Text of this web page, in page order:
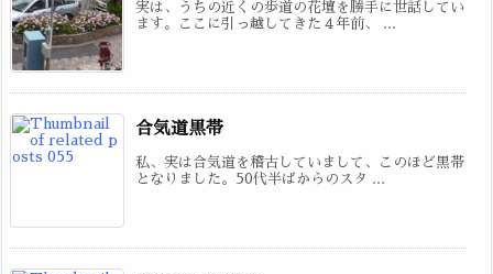
実は、うちの近くの歩道の花壇を勝手に世話してい
ます。ここに引っ越してきた４年前、 ...
合気道黒帯
私、実は合気道を稽古していまして、このほど黒帯
となりました。50代半ばからのスタ ...